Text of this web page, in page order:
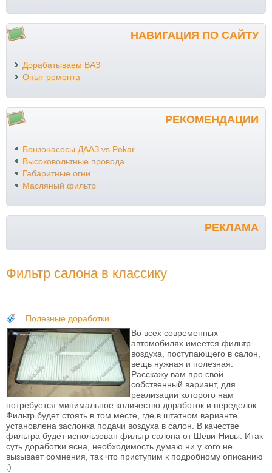
НАВИГАЦИЯ ПО САЙТУ
Дорабатываем ВАЗ
Опыт ремонта
РЕКОМЕНДАЦИИ
Бензонасосы ДААЗ vs Pekar
Высоковольтные провода
Габаритные огни
Масляный фильтр
РЕКЛАМА
Фильтр салона в классику
Полезные доработки
Во всех современных
автомобилях имеется фильтр
воздуха, поступающего в салон,
вещь нужная и полезная.
Расскажу вам про свой
собственный вариант, для
реализации которого нам
потребуется минимальное количество доработок и переделок.
Фильтр будет стоять в том месте, где в штатном варианте
установлена заслонка подачи воздуха в салон. В качестве
фильтра будет использован фильтр салона от Шеви-Нивы. Итак
суть доработки ясна, необходимость думаю ни у кого не
вызывает сомнения, так что приступим к подробному описанию
:)